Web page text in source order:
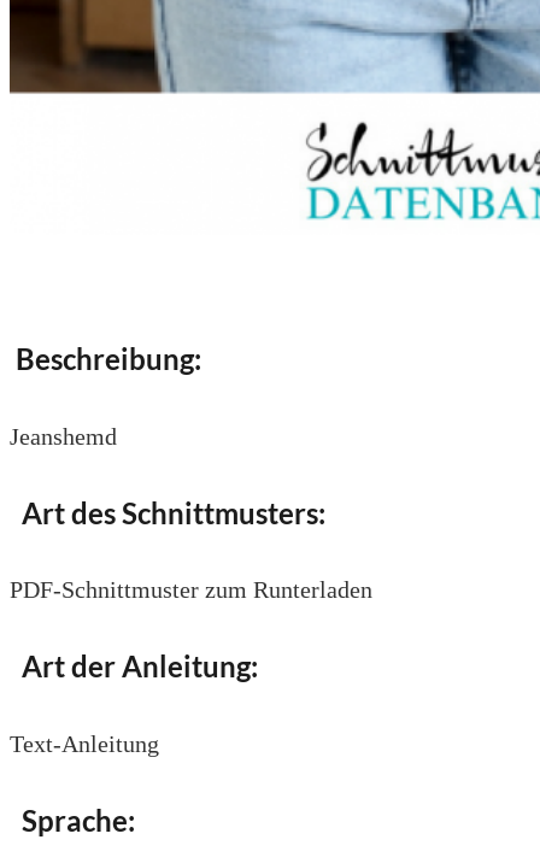
Beschreibung:
Jeanshemd
Art des Schnittmusters:
PDF-Schnittmuster zum Runterladen
Art der Anleitung:
Text-Anleitung
Sprache: